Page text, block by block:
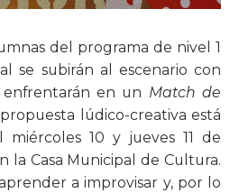
del programa de nivel 1
se subirán al escenario con
en un Match de
lúdico-creativa está
miércoles 10 y jueves 11 de
la Casa Municipal de Cultura.
a improvisar y, por lo